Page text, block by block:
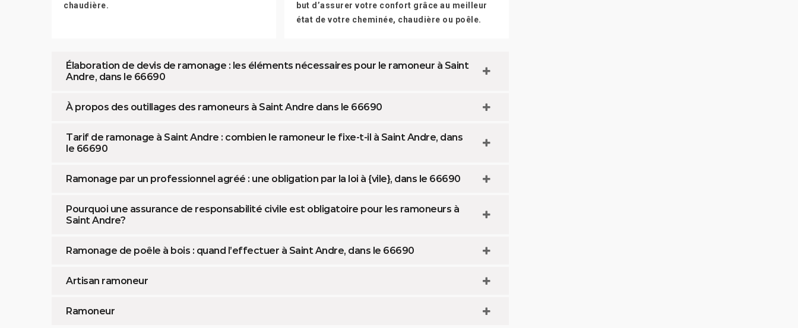
chaudière.
but d’assurer votre confort grâce au meilleur
état de votre cheminée, chaudière ou poêle.
Élaboration de devis de ramonage : les éléments nécessaires pour le ramoneur à Saint
Andre, dans le 66690
À propos des outillages des ramoneurs à Saint Andre dans le 66690
Tarif de ramonage à Saint Andre : combien le ramoneur le fixe-t-il à Saint Andre, dans
le 66690
Ramonage par un professionnel agréé : une obligation par la loi à {vile}, dans le 66690
Pourquoi une assurance de responsabilité civile est obligatoire pour les ramoneurs à
Saint Andre?
Ramonage de poêle à bois : quand l’effectuer à Saint Andre, dans le 66690
Artisan ramoneur
Ramoneur